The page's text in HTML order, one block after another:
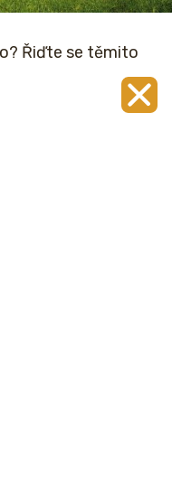
Řiďte se těmito